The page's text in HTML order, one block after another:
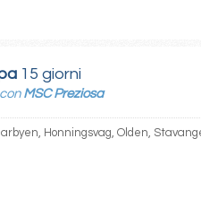
15 giorni
MSC Preziosa
Honningsvag, Olden,